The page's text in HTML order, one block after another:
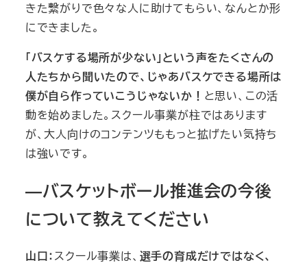
きた繋がりで色々な人に助けてもらい、なんとか形
にできました。
「バスケする場所が少ない」という声をたくさんの
人たちから聞いたので、じゃあバスケできる場所は
僕が自ら作っていこうじゃないか！ と思い、この活
動を始めました。スクール事業が柱ではあります
が、大人向けのコンテンツももっと拡げたい気持ち
は強いです。
―バスケットボール推進会の今後
について教えてください
山口：スクール事業は、 選手の育成だけではなく、